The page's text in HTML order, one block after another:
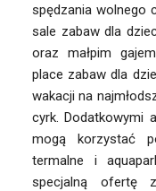
spędzania wolnego
sale zabaw dla
oraz małpim
place zabaw dla
wakacji na
cyrk. Dodatkowymi
mogą korzystać
termalne i
specjalną ofertę